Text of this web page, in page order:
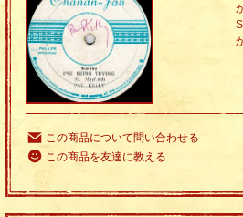
この商品について問い合わせる
この商品を友達に教える